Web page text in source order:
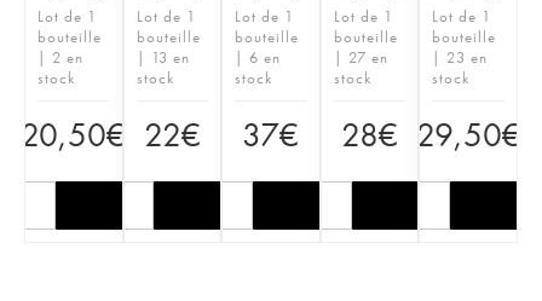
Lot de 1
bouteille
| 2 en
stock
20,50€
Lot de 1
bouteille
| 13 en
stock
22€
Lot de 1
bouteille
| 6 en
stock
37€
Lot de 1
bouteille
| 27 en
stock
28€
Lot de 1
bouteille
| 23 en
stock
29,50€